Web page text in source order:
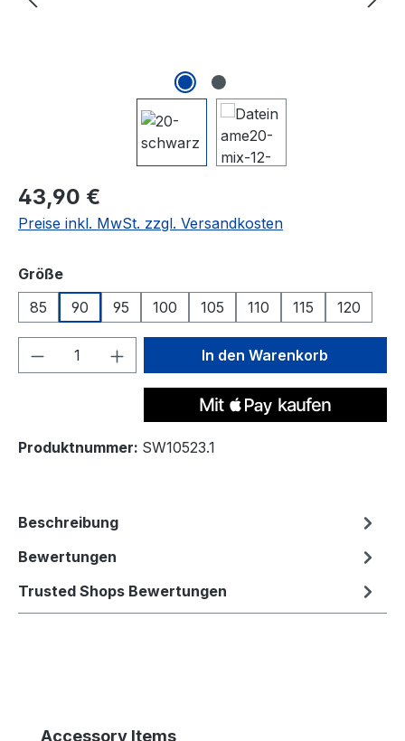
Regulärer Preis:
43,90 €
Preise inkl. MwSt. zzgl. Versandkosten
Größeauswählen
85
90 95 100 105 110 115 120
Produkt Anzahl: Gib denIn den Warenkorb
Produktnummer: SW10523.1
Beschreibung
Bewertungen
Trusted Shops Bewertungen
Produktgalerie überspringen
Accessory Items